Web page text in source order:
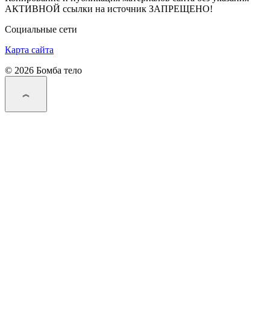
АКТИВНОЙ ссылки на источник ЗАПРЕЩЕНО!
Социальные сети
Карта сайта
© 2026 Бомба тело